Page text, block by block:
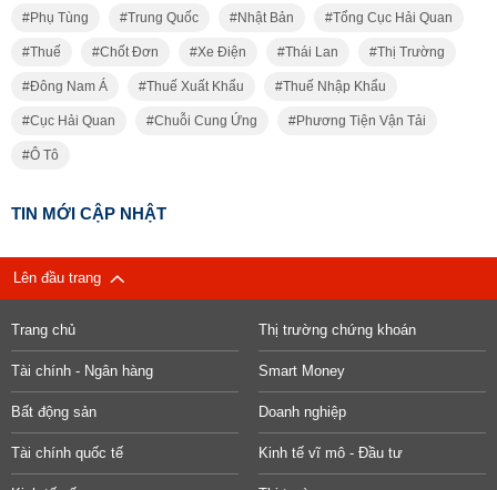
Phụ Tùng Trung Quốc Nhật Bản Tổng Cục Hải Quan
Thuế Chốt Đơn Xe Điện Thái Lan Thị Trường
Đông Nam Á Thuế Xuất Khẩu Thuế Nhập Khẩu
Cục Hải Quan Chuỗi Cung Ứng Phương Tiện Vận Tải
Ô Tô
TIN MỚI CẬP NHẬT
Lên đầu trang
Trang chủ Thị trường chứng khoán
Tài chính - Ngân hàng Smart Money
Bất động sản Doanh nghiệp
Tài chính quốc tế Kinh tế vĩ mô - Đầu tư